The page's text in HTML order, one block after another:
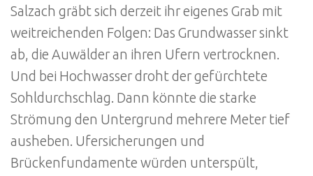
Salzach gräbt sich derzeit ihr eigenes Grab mit
weitreichenden Folgen: Das Grundwasser sinkt
ab, die Auwälder an ihren Ufern vertrocknen.
Und bei Hochwasser droht der gefürchtete
Sohldurchschlag. Dann könnte die starke
Strömung den Untergrund mehrere Meter tief
ausheben. Ufersicherungen und
Brückenfundamente würden unterspült,